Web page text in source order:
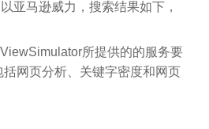
亚马逊威力，搜索结果如下，
所提供的的服务要
网页分析、关键字密度和网页